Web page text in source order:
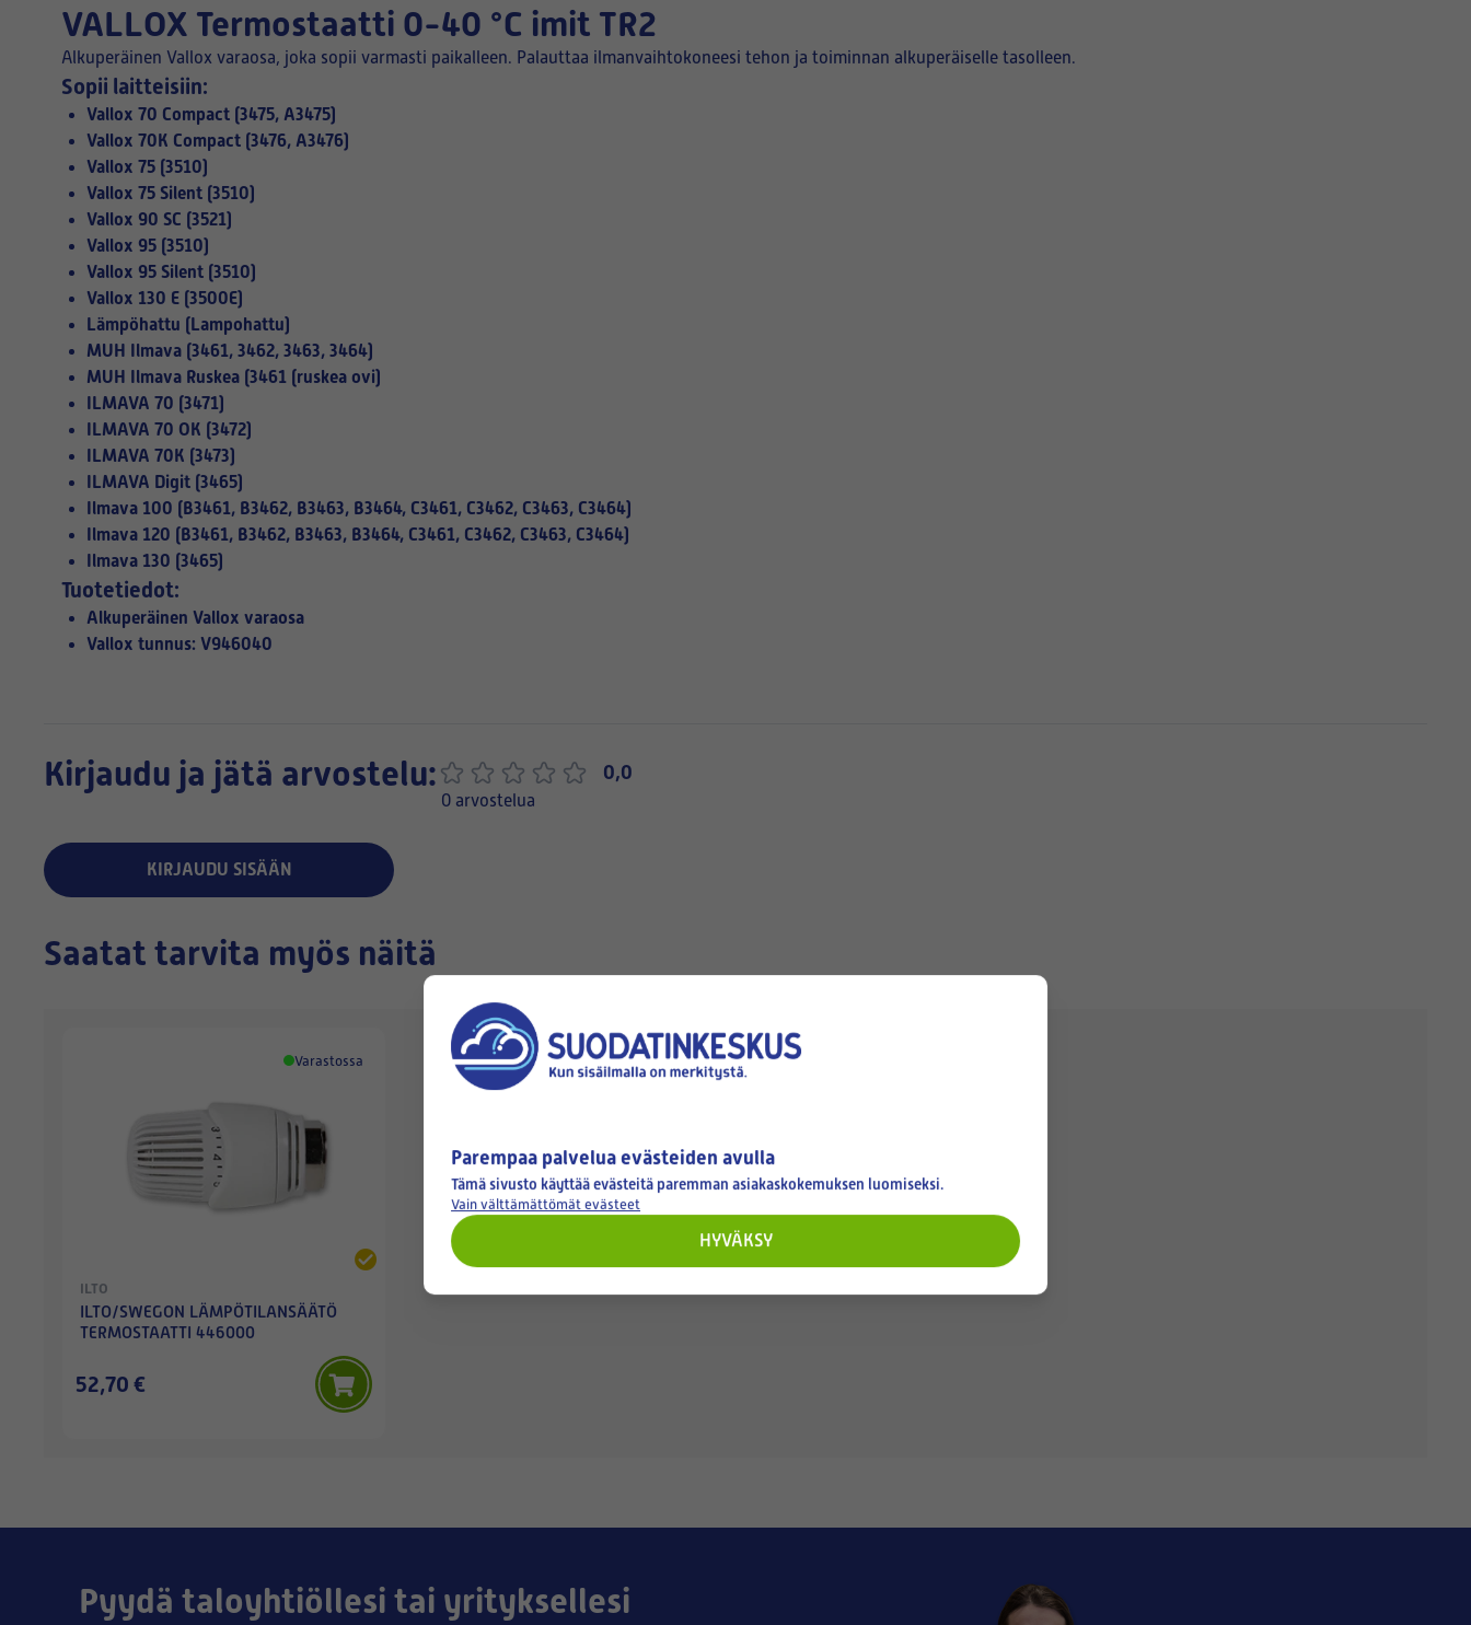
VALLOX Termostaatti 0-40 °C imit TR2
Alkuperäinen Vallox varaosa, joka sopii varmasti paikalleen. Palauttaa ilmanvaihtokoneesi tehon ja toiminnan alkuperäiselle tasolleen.
Sopii laitteisiin:
Vallox 70 Compact (3475, A3475)
Vallox 70K Compact (3476, A3476)
Vallox 75 (3510)
Vallox 75 Silent (3510)
Vallox 90 SC (3521)
Vallox 95 (3510)
Vallox 95 Silent (3510)
Vallox 130 E (3500E)
Lämpöhattu (Lampohattu)
MUH Ilmava (3461, 3462, 3463, 3464)
MUH Ilmava Ruskea (3461 (ruskea ovi)
ILMAVA 70 (3471)
ILMAVA 70 OK (3472)
ILMAVA 70K (3473)
ILMAVA Digit (3465)
Ilmava 100 (B3461, B3462, B3463, B3464, C3461, C3462, C3463, C3464)
Ilmava 120 (B3461, B3462, B3463, B3464, C3461, C3462, C3463, C3464)
Ilmava 130 (3465)
Tuotetiedot:
Alkuperäinen Vallox varaosa
Vallox tunnus: V946040
Kirjaudu ja jätä arvostelu: 0,0
0 arvostelua
KIRJAUDU SISÄÄN
Saatat tarvita myös näitä
Varastossa
ILTO
ILTO/SWEGON LÄMPÖTILANSÄÄTÖ
TERMOSTAATTI 446000
52,70 €
Pyydä taloyhtiöllesi tai yrityksellesi
Parempaa palvelua evästeiden avulla
Tämä sivusto käyttää evästeitä paremman asiakaskokemuksen luomiseksi.
Vain välttämättömät evästeet
HYVÄKSY